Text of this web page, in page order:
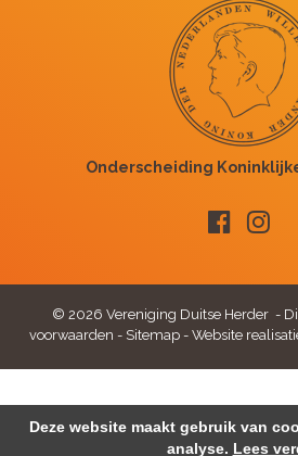
© 2026 Vereniging Duitse Herder -
voorwaarden - Sitemap- Website
Deze website maakt gebruik van
analyse. Lees